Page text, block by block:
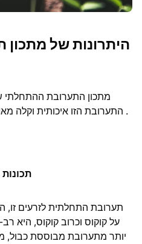
היתרונות של
מתכון התערובת
. התערובת הזו איכותית וקלה
תכונות
תערובת התחלתית לזרעים זו,
על קוקוס וכרוב קוקוס, היא
יותר מתערובת מבוססת כבול,